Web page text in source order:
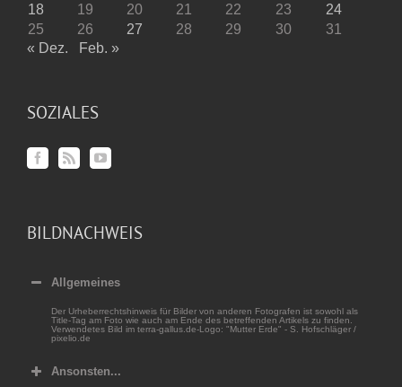
18
19 20 21 22 23
24
25
26 27 28 29 30
31
« Dez.
Feb. »
SOZIALES
BILDNACHWEIS
Allgemeines
Der Urheberrechtshinweis für Bilder von anderen Fotografen ist sowohl als
Title-Tag am Foto wie auch am Ende des betreffenden Artikels zu finden.
Verwendetes Bild im terra-gallus.de-Logo: "Mutter Erde" - S. Hofschläger /
pixelio.de
Ansonsten...